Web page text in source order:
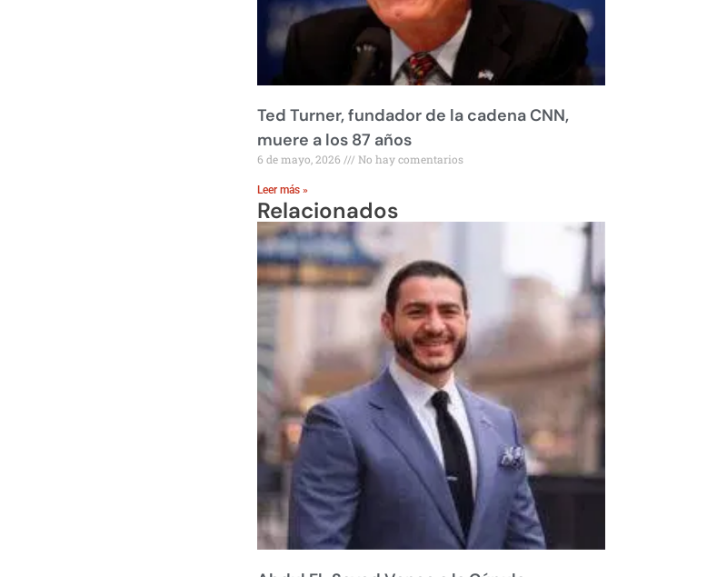
Ted Turner, fundador de la cadena CNN,
muere a los 87 años
6 de mayo, 2026 No hay comentarios
Leer más »
Relacionados